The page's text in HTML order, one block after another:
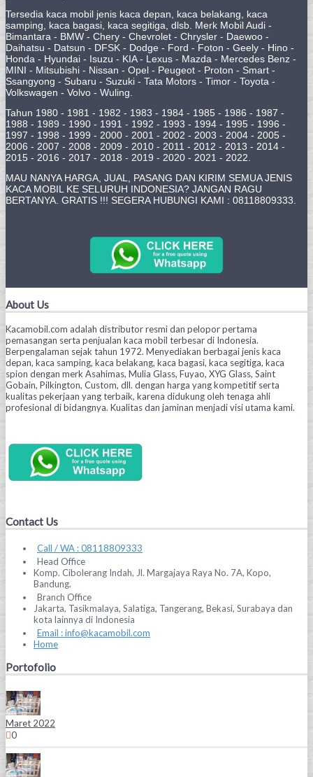
Tersedia kaca mobil jenis kaca depan, kaca belakang, kaca
samping, kaca bagasi, kaca segitiga, dlsb. Merk Mobil Audi -
Bimantara - BMW - Chery - Chevrolet - Chrysler - Daewoo -
Daihatsu - Datsun - DFSK - Dodge - Ford - Foton - Geely - Hino -
Honda - Hyundai - Isuzu - KIA - Lexus - Mazda - Mercedes Benz -
MINI - Mitsubishi - Nissan - Opel - Peugeot - Proton - Smart -
Ssangyong - Subaru - Suzuki - Tata Motors - Timor - Toyota -
Volkswagen - Volvo - Wuling.
Tahun 1980 - 1981 - 1982 - 1983 - 1984 - 1985 - 1986 - 1987 -
1988 - 1989 - 1990 - 1991 - 1992 - 1993 - 1994 - 1995 - 1996 -
1997 - 1998 - 1999 - 2000 - 2001 - 2002 - 2003 - 2004 - 2005 -
2006 - 2007 - 2008 - 2009 - 2010 - 2011 - 2012 - 2013 - 2014 -
2015 - 2016 - 2017 - 2018 - 2019 - 2020 - 2021 - 2022.
MAU NANYA HARGA, JUAL, PASANG DAN KIRIM SEMUA JENIS
KACA MOBIL KE SELURUH INDONESIA? JANGAN RAGU
BERTANYA. GRATIS !!! SEGERA HUBUNGI KAMI : 08118809333.
About Us
Kacamobil.com adalah distributor resmi dan pelopor pertama
pemasangan serta penjualan kaca mobil terbesar di Indonesia.
Berpengalaman sejak tahun 1972. Menyediakan berbagai jenis kaca
depan, kaca samping, kaca belakang, kaca bagasi, kaca segitiga, kaca
spion dengan merk Asahimas, Mulia Glass, Fuyao, XYG Glass, Saint
Gobain, Pilkington, Custom, dll. dengan harga yang kompetitif serta
kualitas pekerjaan yang terbaik, karena didukung oleh tenaga ahli
profesional di bidangnya. Kualitas dan jaminan menjadi visi utama kami.
Contact Us
Call / WA : 08118809333
Head Office
Komp. Cibolerang Indah, Jl. Margajaya Raya No. 7A, Kopo,
Bandung.
Branch Office
Jakarta, Tasikmalaya, Salatiga, Tangerang, Bekasi, Surabaya dan
kota lainnya di Indonesia
Email : info@kacamobil.com
Home
Portofolio
Maret 2022
0